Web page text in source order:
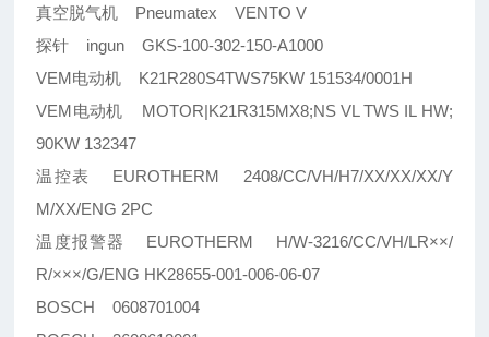
真空脱气机 Pneumatex VENTO V
探针 ingun GKS-100-302-150-A1000
VEM电动机 K21R280S4TWS75KW 151534/0001H
VEM电动机 MOTOR|K21R315MX8;NS VL TWS IL HW;
90KW 132347
温控表 EUROTHERM 2408/CC/VH/H7/XX/XX/XX/Y
M/XX/ENG 2PC
温度报警器 EUROTHERM H/W-3216/CC/VH/LR××/
R/×××/G/ENG HK28655-001-006-06-07
BOSCH 0608701004